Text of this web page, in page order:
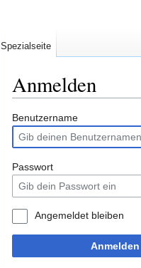
Anmelden
Zur
Navigation
springen
Zur
Suche
springen
Benutzername
Passwort
Angemeldet bleiben
Anmelden
Spezialseite